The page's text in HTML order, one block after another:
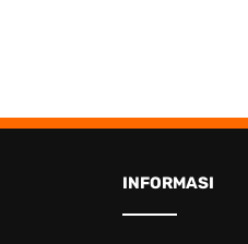
INFORMASI